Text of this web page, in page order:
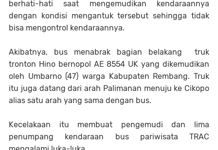
berhati-hati saat mengemudikan kendaraannya
dengan kondisi mengantuk tersebut sehingga tidak
bisa mengontrol kendaraannya.
Akibatnya, bus menabrak bagian belakang truk
tronton Hino bernopol AE 8554 UK yang dikemudikan
oleh Umbarno (47) warga Kabupaten Rembang. Truk
itu juga datang dari arah Palimanan menuju ke Cikopo
alias satu arah yang sama dengan bus.
Kecelakaan itu membuat pengemudi dan lima
penumpang kendaraan bus pariwisata TRAC